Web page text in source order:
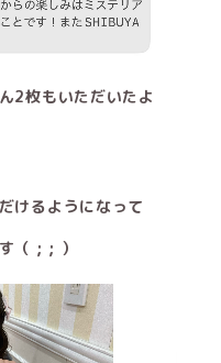
2枚もいただいたよ
けるようになって
（ ; ; ）